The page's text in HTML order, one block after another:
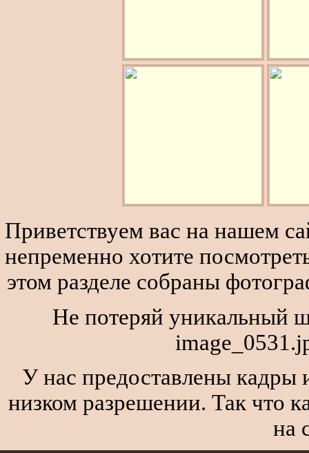
Приветствуем вас на нашем
непременно хотите
этом разделе собраны
Не потеряй уникальный
У нас предоставлены кадры
низком разрешении. Так что
на